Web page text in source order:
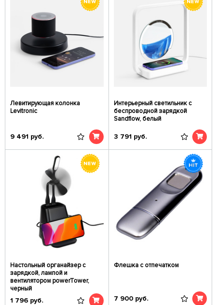
Левитирующая колонка
Levitronic
9 491 руб.
Интерьерный светильник с
беспроводной зарядкой
Sandflow, белый
3 791 руб.
Настольный органайзер с
зарядкой, лампой и
вентилятором powerTower,
черный
1 796 руб.
Флешка с отпечатком
7 900 руб.